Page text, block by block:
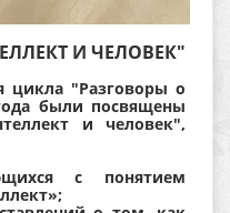
И ЧЕЛОВЕК"
"Разговоры о
были посвящены
и человек",
с понятием